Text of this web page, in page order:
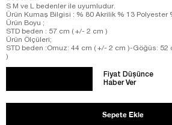
S M ve L bedenler ile uyumludur.
Ürün Kumaş Bilgisi : % 80 Akrilik % 13 Polyester
Ürün Boyu ;
STD beden : 57 cm ( +/- 2 cm )
Ürün Ölçüleri;
STD beden :Omuz: 44 cm ( +/- 2 cm )-Göğüs: 52
)
Fiyat Düşünce
Haber Ver